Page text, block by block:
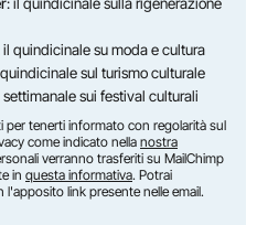
il quindicinale su moda e cultura
sul turismo culturale
settimanale sui festival culturali
per tenerti informato con regolarità sul
come indicato nella nostra
verranno trasferiti su MailChimp
in questa informativa. Potrai
link presente nelle email.